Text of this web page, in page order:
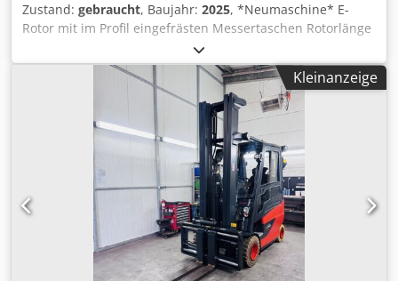
Zustand: gebraucht, Baujahr: 2025, *Neumaschine* E-
Rotor mit im Profil eingefrästen Messertaschen Rotorlänge
600 mm, Rotordurchmesser 260 mm Großer Einfülltrichter
600 x 800 mm Sichere Materialzuführung mit hydraulisch
gesteuertem Schieber Stabile Gummifüße, um Vibration
effizient zu absorbieren Niederhalter am Schieber für
lange und große Teile Große 40 x 40 mm Messer für
optimalen Materialeinzug Spezial Räummesser gegen
seitliches verklemmen Sieblochung von 10 – 40 mm
Schaltschrank inkl. elektrische Steuerung (SPS Siemens)
und Sterndreieck-Anlauf Sehr robustes Getriebe
Trichteröffnung: 600 x 800 mm Trichterinhalt: 0,6 m³
Arbeitsbreite des Rotors: 600 mm Durchmesser des Rotors:
252 mm Antriebsleitung: 15 kW Rotordrehzahl: 90 U/min
Dkedpfx Adjvvi Anowor Lagerort: Lieferant
Kleinanzeige